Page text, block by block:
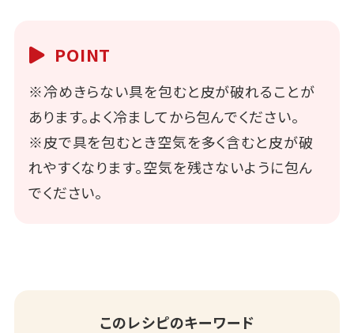
POINT
※冷めきらない具を包むと皮が破れることが
あります。よく冷ましてから包んでください。
※皮で具を包むとき空気を多く含むと皮が破
れやすくなります。空気を残さないように包ん
でください。
このレシピのキーワード